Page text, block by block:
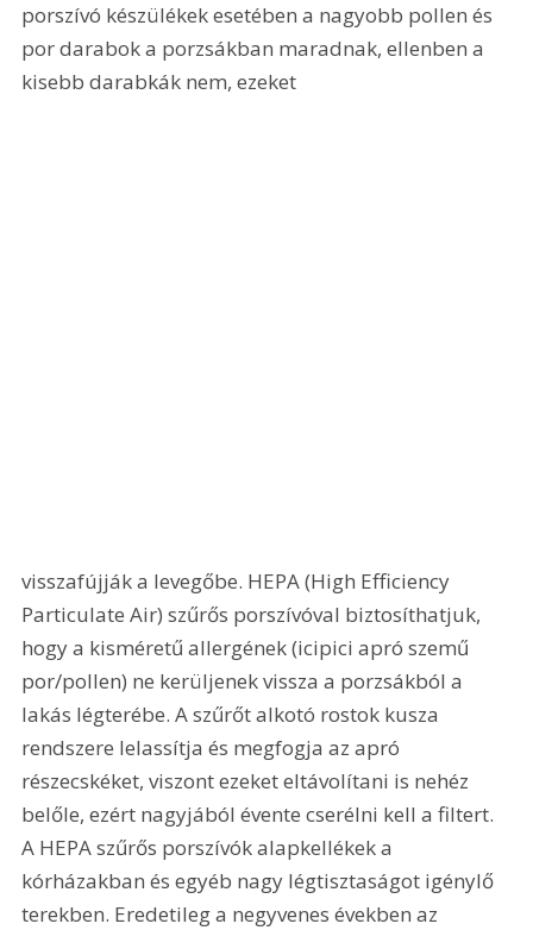
porszívó készülékek esetében a nagyobb pollen és
por darabok a porzsákban maradnak, ellenben a
kisebb darabkák nem, ezeket
visszafújják a levegőbe. HEPA (High Efficiency
Particulate Air) szűrős porszívóval biztosíthatjuk,
hogy a kisméretű allergének (icipici apró szemű
por/pollen) ne kerüljenek vissza a porzsákból a
lakás légterébe. A szűrőt alkotó rostok kusza
rendszere lelassítja és megfogja az apró
részecskéket, viszont ezeket eltávolítani is nehéz
belőle, ezért nagyjából évente cserélni kell a filtert.
A HEPA szűrős porszívók alapkellékek a
kórházakban és egyéb nagy légtisztaságot igénylő
terekben. Eredetileg a negyvenes években az